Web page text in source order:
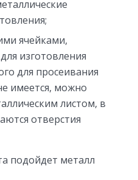
ячейками,
изготовления
для просеивания
имеется, можно
листом, в
отверстия
подойдет металл